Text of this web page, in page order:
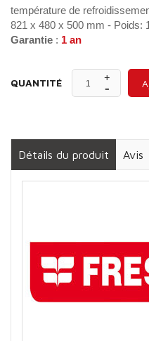
température de
821 x 480 x 500 mm - Poids:
Garantie : 1 an
QUANTITÉ
Détails du produit Avis